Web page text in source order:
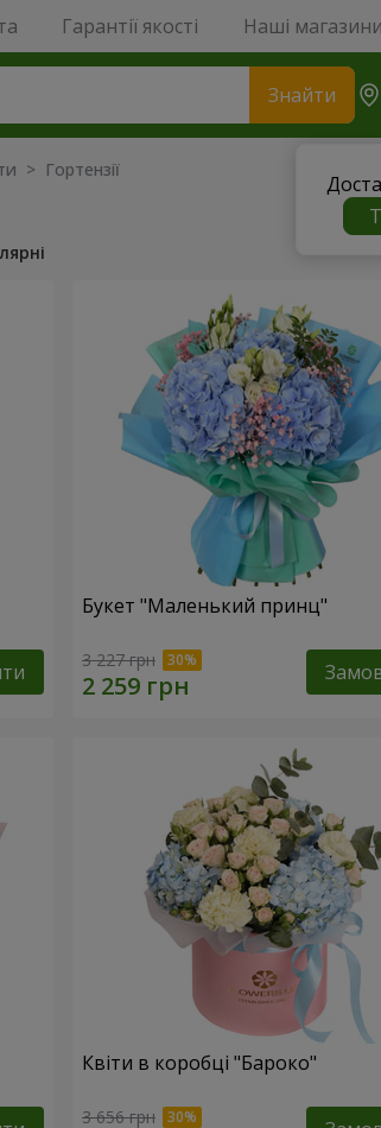
Гарантії якості Наші магазини
Знайти
> Гортензії
Букет "Маленький принц"
3 227 грн
Квіти в коробці "Бароко"
3 656 грн